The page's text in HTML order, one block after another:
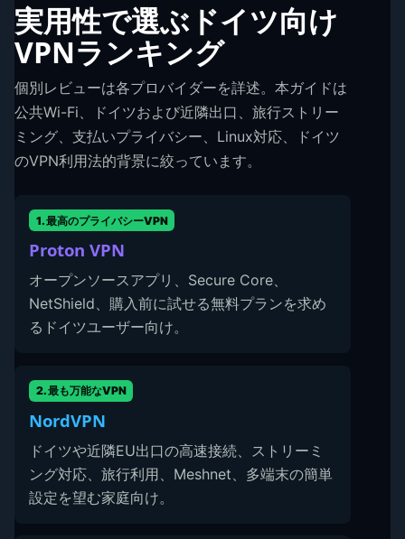
実用性で選ぶドイツ向け
VPNランキング
個別レビューは各プロバイダーを詳述。本ガイドは
公共Wi-Fi、ドイツおよび近隣出口、旅行ストリー
ミング、支払いプライバシー、Linux対応、ドイツ
のVPN利用法的背景に絞っています。
1. 最高のプライバシーVPN
Proton VPN
オープンソースアプリ、Secure Core、
NetShield、購入前に試せる無料プランを求め
るドイツユーザー向け。
2. 最も万能なVPN
NordVPN
ドイツや近隣EU出口の高速接続、ストリーミ
ング対応、旅行利用、Meshnet、多端末の簡単
設定を望む家庭向け。